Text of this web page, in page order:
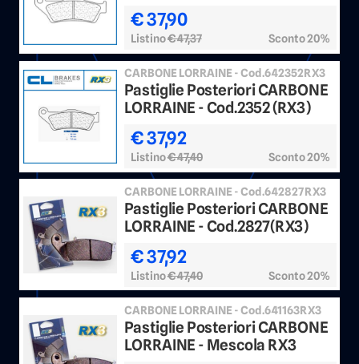
€ 37,90
Listino€ 47,37 Sconto 20%
CARBONE LORRAINE - Cod.642352RX3
Pastiglie Posteriori CARBONE
LORRAINE - Cod.2352 (RX3)
€ 37,92
Listino€ 47,40 Sconto 20%
CARBONE LORRAINE - Cod.642827RX3
Pastiglie Posteriori CARBONE
LORRAINE - Cod.2827(RX3)
€ 37,92
Listino€ 47,40 Sconto 20%
CARBONE LORRAINE - Cod.641163RX3
Pastiglie Posteriori CARBONE
LORRAINE - Mescola RX3